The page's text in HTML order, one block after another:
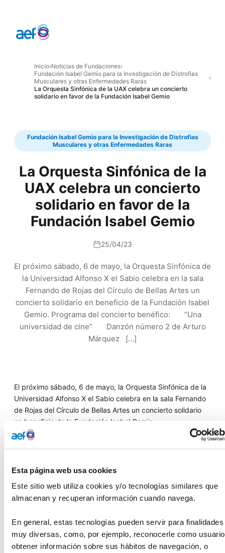
Esta página web usa cookies
Este sitio web utiliza cookies y/o tecnologías similares que
almacenan y recuperan información cuando navega.
En general, estas tecnologías pueden servir para finalidades
muy diversas, como, por ejemplo, reconocerle como
obtener información sobre sus hábitos de navegación, o
Inicio›Noticias de Fundaciones›
Fundación Isabel Gemio para la Investigación de Distrofias
Musculares y otras Enfermedades Raras
›
La Orquesta Sinfónica de la UAX celebra un concierto
solidario en favor de la Fundación Isabel Gemio
Fundación Isabel Gemio para la Investigación de Distrofias
Musculares y otras Enfermedades Raras
La Orquesta Sinfónica de la
UAX celebra un concierto
solidario en favor de la
Fundación Isabel Gemio
25/04/23
El próximo sábado, 6 de mayo, la Orquesta Sinfónica de
la Universidad Alfonso X el Sabio celebra en la sala
Fernando de Rojas del Círculo de Bellas Artes un
concierto solidario en beneficio de la Fundación Isabel
Gemio. Programa del concierto benéfico: “Una
universidad de cine” Danzón número 2 de Arturo
Márquez […]
El próximo sábado, 6 de mayo, la Orquesta Sinfónica de la
Universidad Alfonso X el Sabio celebra en la sala Fernando
de Rojas del Círculo de Bellas Artes un concierto solidario
en beneficio de la Fundación Isabel Gemio.
Programa del concierto benéfico:
Danzón número 2 de Arturo Márquez
Concierto para piano número 1 en Fa
menor de Chopin
Bandas sonoras de cine
La recaudación de las entradas irá destinada
completamente a los proyectos de investigación que apoya
la Fundación Isabel Gemio para buscar una cura o